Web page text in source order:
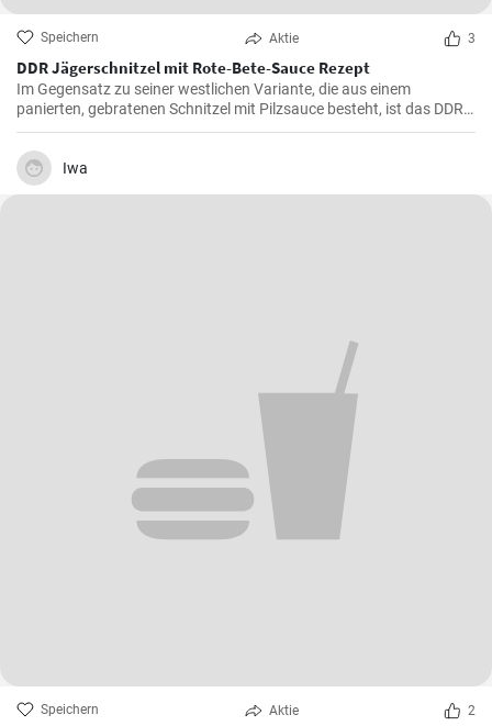
Speichern Aktie 3
DDR Jägerschnitzel mit Rote-Bete-Sauce Rezept
Im Gegensatz zu seiner westlichen Variante, die aus einem
panierten, gebratenen Schnitzel mit Pilzsauce besteht, ist das DDR-
Jägerschnitzel ein paniertes Jagdwurstschnitzel mit
Tomatensauce. Ein deftiges und schnelles Gericht, das eine
Mahlzeit für die ganze Familie oder Freunde bietet.
Iwa
Speichern Aktie 2